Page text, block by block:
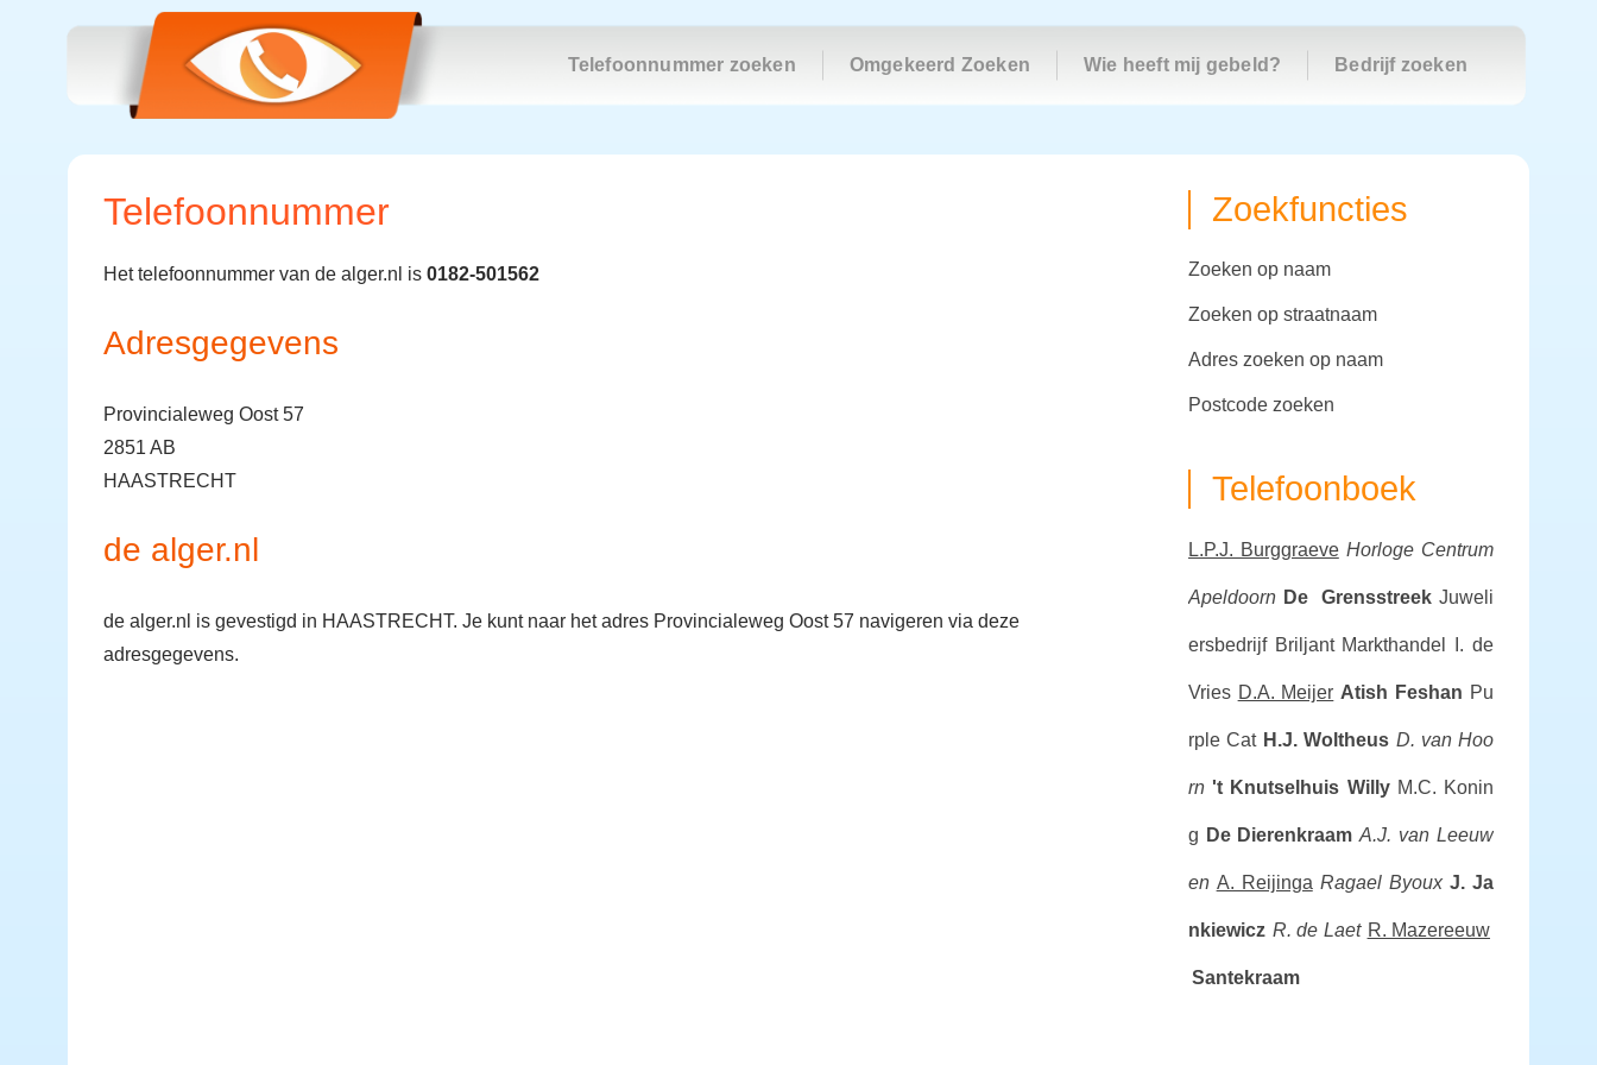
Telefoonnummer zoeken Omgekeerd Zoeken Wie heeft mij gebeld? Bedrijf zoeken
Telefoonnummer
Het telefoonnummer van de alger.nl is 0182-501562
Adresgegevens
Provincialeweg Oost 57
2851 AB
HAASTRECHT
de alger.nl
de alger.nl is gevestigd in HAASTRECHT. Je kunt naar het adres Provincialeweg Oost 57 navigeren via deze
adresgegevens.
Zoekfuncties
zoeken op naam
zoeken op straatnaam
adres zoeken op naam
postcode zoeken
Telefoonboek
L.P.J. Burggraeve Horloge Centrum
Apeldoorn De Grensstreek Juweli
ersbedrijf Briljant Markthandel I. de
Vries D.A. Meijer Atish Feshan Pu
rple Cat H.J. Woltheus D. van Hoo
rn 't Knutselhuis Willy M.C. Konin
g De Dierenkraam A.J. van Leeuw
en A. Reijinga Ragael Byoux J. Ja
nkiewicz R. de Laet R. Mazereeuw
Santekraam